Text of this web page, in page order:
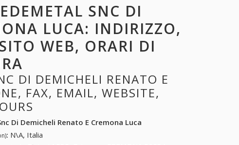
SNC DI
LUCA: INDIRIZZO,
WEB, ORARI DI
DI DEMICHELI RENATO E
FAX, EMAIL, WEBSITE,
Di Demicheli Renato E Cremona Luca
: N\A, Italia